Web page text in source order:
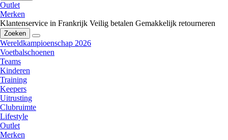
Outlet
Merken
Klantenservice in Frankrijk Veilig betalen Gemakkelijk retourneren
Zoeken
Wereldkampioenschap 2026
Voetbalschoenen
Teams
Kinderen
Training
Keepers
Uitrusting
Clubruimte
Lifestyle
Outlet
Merken